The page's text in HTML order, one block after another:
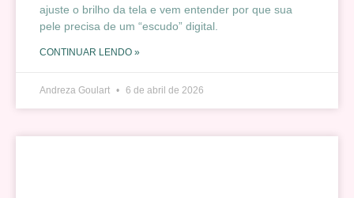
ajuste o brilho da tela e vem entender por que sua
pele precisa de um “escudo” digital.
CONTINUAR LENDO »
Andreza Goulart 6 de abril de 2026